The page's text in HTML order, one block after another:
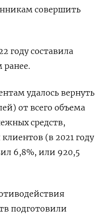
совершить
году составила
ранее.
удалось вернуть
от всего объема
средств,
(в 2021 году
6,8%, или 920,5
подготовили